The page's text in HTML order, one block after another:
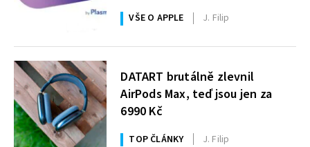
VŠE O APPLE J. Filip
DATART brutálně zlevnil
AirPods Max, teď jsou jen za
6990 Kč
TOP ČLÁNKY J. Filip